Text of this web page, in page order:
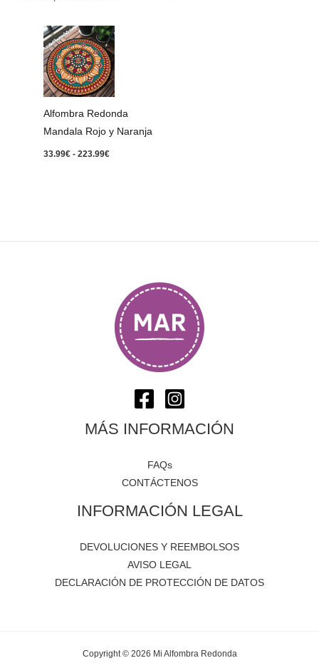
Alfombra Redonda
Mandala Rojo y Naranja
33.99€ - 223.99€
Rango
de
precios:
desde
33.99€
hasta
223.99€
MÁS INFORMACIÓN
FAQs
CONTÁCTENOS
INFORMACIÓN LEGAL
DEVOLUCIONES Y REEMBOLSOS
AVISO LEGAL
DECLARACIÓN DE PROTECCIÓN DE DATOS
Copyright © 2026 Mi Alfombra Redonda